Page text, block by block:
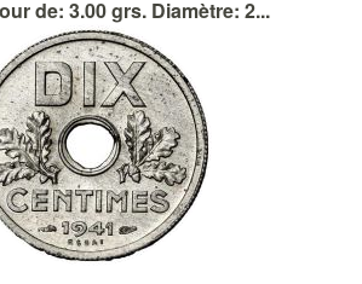
de: 3.00 grs. Diamètre: 2...